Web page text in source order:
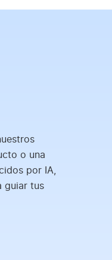
o una
por IA,
guiar tus